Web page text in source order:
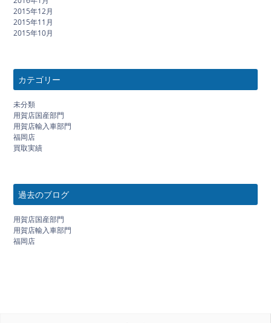
2015年12月
2015年11月
2015年10月
カテゴリー
未分類
用賀店国産部門
用賀店輸入車部門
福岡店
買取実績
過去のブログ
用賀店国産部門
用賀店輸入車部門
福岡店